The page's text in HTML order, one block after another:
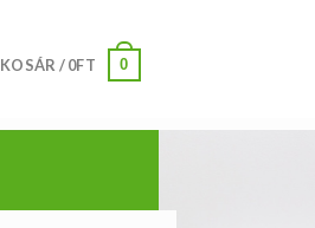
KOSÁR /0FT 0